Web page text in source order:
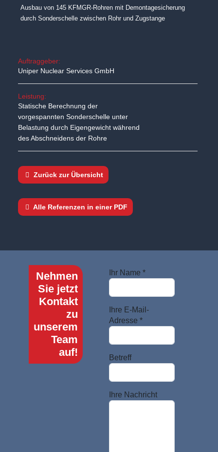
Ausbau von 145 KFMGR-Rohren mit Demontagesicherung
durch Sonderschelle zwischen Rohr und Zugstange
Auftraggeber:
Uniper Nuclear Services GmbH
Leistung:
Statische Berechnung der
vorgespannten Sonderschelle unter
Belastung durch Eigengewicht während
des Abschneidens der Rohre
Zurück zur Übersicht
Alle Referenzen in einer PDF
Nehmen
Sie jetzt
Kontakt
zu
unserem
Team
auf!
Ihr Name *
Ihre E-Mail-
Adresse *
Betreff
Ihre Nachricht